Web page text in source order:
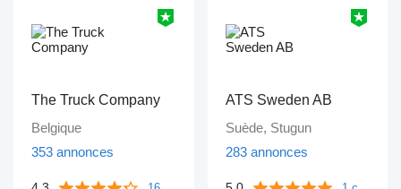
The Truck Company
Belgique
353 annonces
ATS Sweden AB
Suède, Stugun
283 annonces